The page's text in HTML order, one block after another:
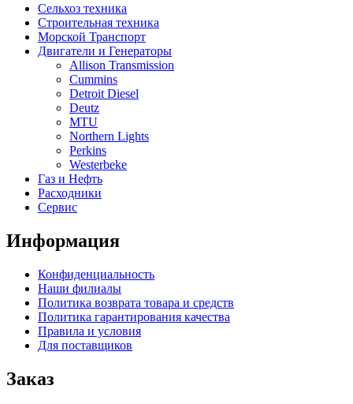
Сельхоз техника
Строительная техника
Морской Транспорт
Двигатели и Генераторы
Allison Transmission
Cummins
Detroit Diesel
Deutz
MTU
Northern Lights
Perkins
Westerbeke
Газ и Нефть
Расходники
Сервис
Информация
Конфиденциальность
Наши филиалы
Политика возврата товара и средств
Политика гарантирования качества
Правила и условия
Для поставщиков
Заказ